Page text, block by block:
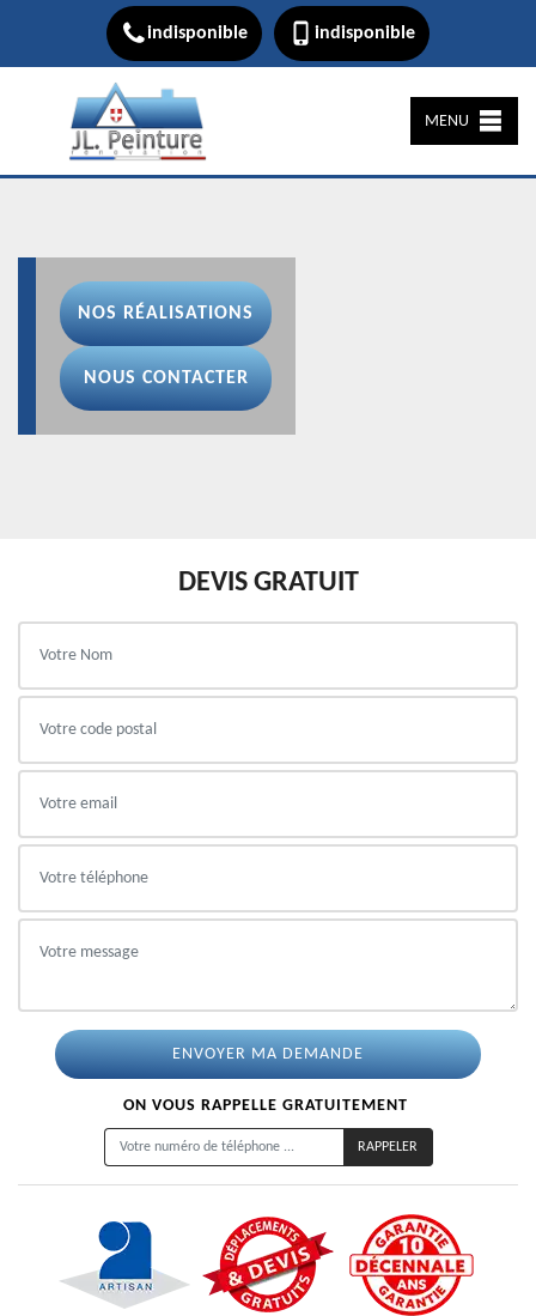
indisponible indisponible
MENU
NOS RÉALISATIONS
NOUS CONTACTER
DEVIS GRATUIT
ON VOUS RAPPELLE GRATUITEMENT